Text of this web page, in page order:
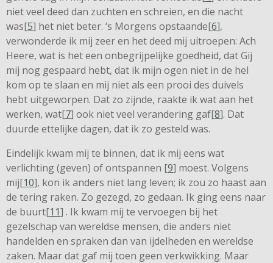
niet veel deed dan zuchten en schreien, en die nacht
was[5] het niet beter. ‘s Morgens opstaande[6],
verwonderde ik mij zeer en het deed mij uitroepen: Ach
Heere, wat is het een onbegrijpelijke goedheid, dat Gij
mij nog gespaard hebt, dat ik mijn ogen niet in de hel
kom op te slaan en mij niet als een prooi des duivels
hebt uitgeworpen. Dat zo zijnde, raakte ik wat aan het
werken, wat[7] ook niet veel verandering gaf[8]. Dat
duurde ettelijke dagen, dat ik zo gesteld was.
Eindelijk kwam mij te binnen, dat ik mij eens wat
verlichting (geven) of ontspannen [9] moest. Volgens
mij[10], kon ik anders niet lang leven; ik zou zo haast aan
de tering raken. Zo gezegd, zo gedaan. Ik ging eens naar
de buurt[11] . Ik kwam mij te vervoegen bij het
gezelschap van wereldse mensen, die anders niet
handelden en spraken dan van ijdelheden en wereldse
zaken. Maar dat gaf mij toen geen verkwikking. Maar